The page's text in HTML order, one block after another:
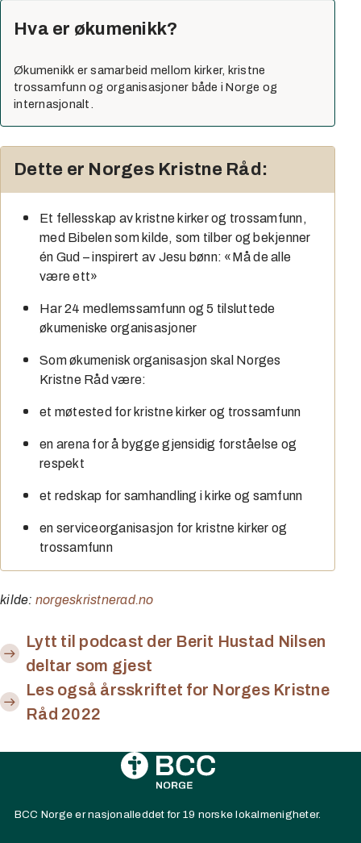
Hva er økumenikk?
Økumenikk er samarbeid mellom kirker, kristne
trossamfunn og organisasjoner både i Norge og
internasjonalt.
Dette er Norges Kristne Råd:
Et fellesskap av kristne kirker og trossamfunn,
med Bibelen som kilde, som tilber og bekjenner
én Gud – inspirert av Jesu bønn: «Må de alle
være ett»
Har 24 medlemssamfunn og 5 tilsluttede
økumeniske organisasjoner
Som økumenisk organisasjon skal Norges
Kristne Råd være:
et møtested for kristne kirker og trossamfunn
en arena for å bygge gjensidig forståelse og
respekt
et redskap for samhandling i kirke og samfunn
en serviceorganisasjon for kristne kirker og
trossamfunn
kilde: norgeskristnerad.no
Lytt til podcast der Berit Hustad Nilsen
deltar som gjest
Les også årsskriftet for Norges Kristne
Råd 2022
BCC Norge er nasjonalleddet for 19 norske lokalmenigheter.